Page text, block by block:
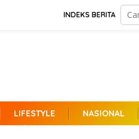
INDEKS BERITA
LIFESTYLE NASIONAL